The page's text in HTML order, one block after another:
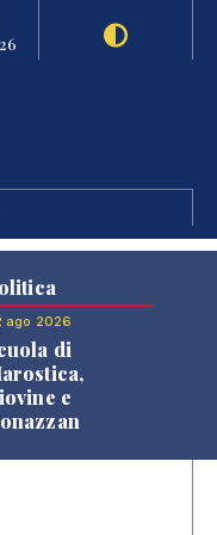
ago 2026
di
e